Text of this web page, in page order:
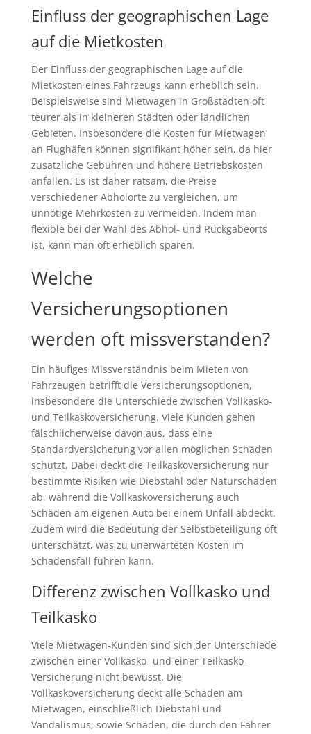
Einfluss der geographischen Lage
auf die Mietkosten
Der Einfluss der geographischen Lage auf die
Mietkosten eines Fahrzeugs kann erheblich sein.
Beispielsweise sind Mietwagen in Großstädten oft
teurer als in kleineren Städten oder ländlichen
Gebieten. Insbesondere die Kosten für Mietwagen
an Flughäfen können signifikant höher sein, da hier
zusätzliche Gebühren und höhere Betriebskosten
anfallen. Es ist daher ratsam, die Preise
verschiedener Abholorte zu vergleichen, um
unnötige Mehrkosten zu vermeiden. Indem man
flexible bei der Wahl des Abhol- und Rückgabeorts
ist, kann man oft erheblich sparen.
Welche
Versicherungsoptionen
werden oft missverstanden?
Ein häufiges Missverständnis beim Mieten von
Fahrzeugen betrifft die Versicherungsoptionen,
insbesondere die Unterschiede zwischen Vollkasko-
und Teilkaskoversicherung. Viele Kunden gehen
fälschlicherweise davon aus, dass eine
Standardversicherung vor allen möglichen Schäden
schützt. Dabei deckt die Teilkaskoversicherung nur
bestimmte Risiken wie Diebstahl oder Naturschäden
ab, während die Vollkaskoversicherung auch
Schäden am eigenen Auto bei einem Unfall abdeckt.
Zudem wird die Bedeutung der Selbstbeteiligung oft
unterschätzt, was zu unerwarteten Kosten im
Schadensfall führen kann.
Differenz zwischen Vollkasko und
Teilkasko
Viele Mietwagen-Kunden sind sich der Unterschiede
zwischen einer Vollkasko- und einer Teilkasko-
Versicherung nicht bewusst. Die
Vollkaskoversicherung deckt alle Schäden am
Mietwagen, einschließlich Diebstahl und
Vandalismus, sowie Schäden, die durch den Fahrer